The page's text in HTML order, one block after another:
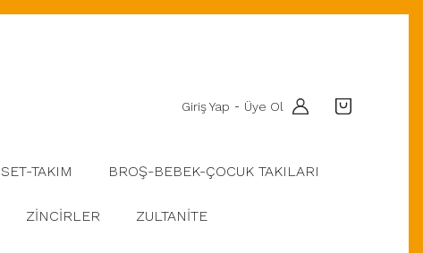
Giriş Yap - Üye Ol
SET-TAKIM BROŞ-BEBEK-ÇOCUK TAKILARI
ZİNCİRLER ZULTANİTE